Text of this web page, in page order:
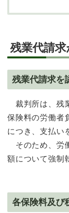
残業代請
残業代請求を
裁判所は、残
保険料の労働者
につき、支払い
そのため、労
額について強制
各保険料及び